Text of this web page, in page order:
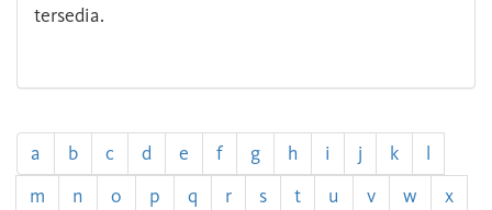
tersedia.
a b c d e f g h i j k
l
m
n o p q r s t u v w
x